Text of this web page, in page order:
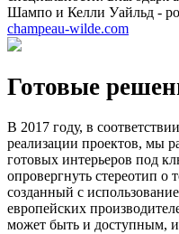
Шампо и Келли Уайльд -
champeau-wilde.com
Готовые
В 2017 году, в
реализации проектов, мы
готовых интерьеров под
опровергнуть стереотип о
созданный с
европейских
может быть и доступным,